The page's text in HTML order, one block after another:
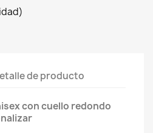
de producto
con cuello redondo